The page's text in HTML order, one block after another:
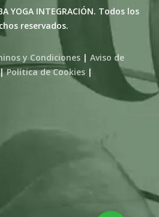
YOGA INTEGRACIÓN. Todos los
reservados.
y Condiciones |Aviso de
Política de Cookies |